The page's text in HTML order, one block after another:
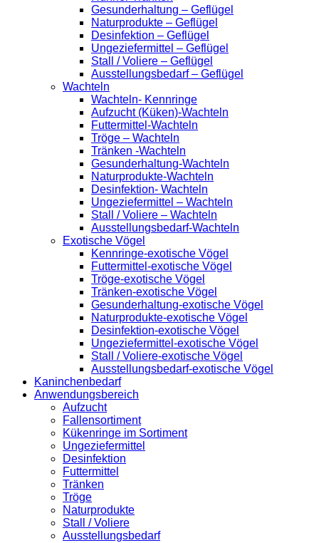
Gesunderhaltung – Geflügel
Naturprodukte – Geflügel
Desinfektion – Geflügel
Ungeziefermittel – Geflügel
Stall / Voliere – Geflügel
Ausstellungsbedarf – Geflügel
Wachteln
Wachteln- Kennringe
Aufzucht (Küken)-Wachteln
Futtermittel-Wachteln
Tröge – Wachteln
Tränken -Wachteln
Gesunderhaltung-Wachteln
Naturprodukte-Wachteln
Desinfektion- Wachteln
Ungeziefermittel – Wachteln
Stall / Voliere – Wachteln
Ausstellungsbedarf-Wachteln
Exotische Vögel
Kennringe-exotische Vögel
Futtermittel-exotische Vögel
Tröge-exotische Vögel
Tränken-exotische Vögel
Gesunderhaltung-exotische Vögel
Naturprodukte-exotische Vögel
Desinfektion-exotische Vögel
Ungeziefermittel-exotische Vögel
Stall / Voliere-exotische Vögel
Ausstellungsbedarf-exotische Vögel
Kaninchenbedarf
Anwendungsbereich
Aufzucht
Fallensortiment
Kükenringe im Sortiment
Ungeziefermittel
Desinfektion
Futtermittel
Tränken
Tröge
Naturprodukte
Stall / Voliere
Ausstellungsbedarf